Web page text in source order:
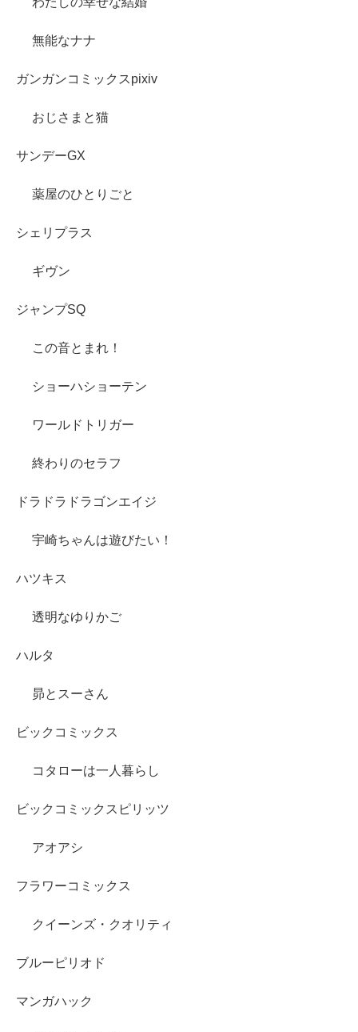
無能なナナ
ガンガンコミックスpixiv
おじさまと猫
サンデーGX
薬屋のひとりごと
シェリプラス
ギヴン
ジャンプSQ
この音とまれ！
ショーハショーテン
ワールドトリガー
終わりのセラフ
ドラドラドラゴンエイジ
宇崎ちゃんは遊びたい！
ハツキス
透明なゆりかご
ハルタ
昴とスーさん
ビックコミックス
コタローは一人暮らし
ビックコミックスピリッツ
アオアシ
フラワーコミックス
クイーンズ・クオリティ
ブルーピリオド
マンガハック